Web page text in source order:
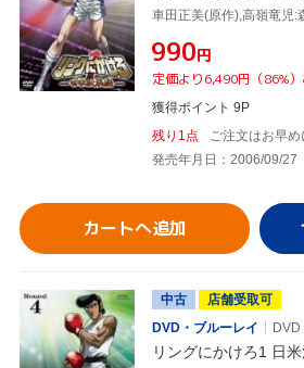
車田正美(原作),高嶺竜児:
¥990円
定価より6,490円（86%）
獲得ポイント 9P
残り1点
ご注文はお早め
発売年月日：2006/09/27
カートへ追加
中古
店舗受取可
DVD・ブルーレイ
DVD
リングにかけろ1 日